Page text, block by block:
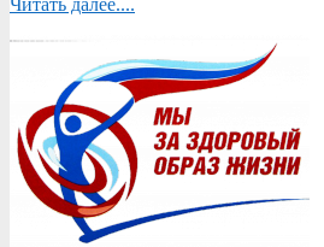
Читать далее....